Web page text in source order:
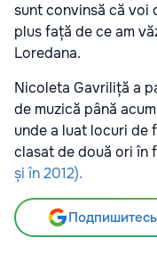
sunt convinsă că voi
plus față de ce am
Loredana.
Nicoleta Gavriliță a
de muzică până
unde a luat locuri de
clasat de două ori în
și în 2012).